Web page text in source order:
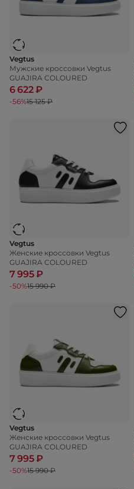
Vegtus
Мужские кроссовки Vegtus
GUAJIRA COLOURED
6 622 ₽
-56%15 125 ₽
Vegtus
Женские кроссовки Vegtus
GUAJIRA COLOURED
7 995 ₽
-50%15 990 ₽
Vegtus
Женские кроссовки Vegtus
GUAJIRA COLOURED
7 995 ₽
-50%15 990 ₽